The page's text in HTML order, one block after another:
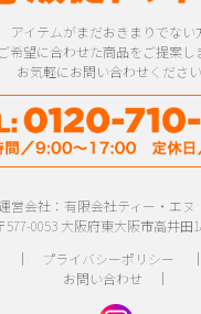
アイテムがまだおきまりでない
ご希望に合わせた商品をご提案し
お気軽にお問い合わせください
営会社：有限会社ティー・エヌ
577-0053 大阪府東大阪市高井田
プライバシーポリシー
お問い合わせ ｜